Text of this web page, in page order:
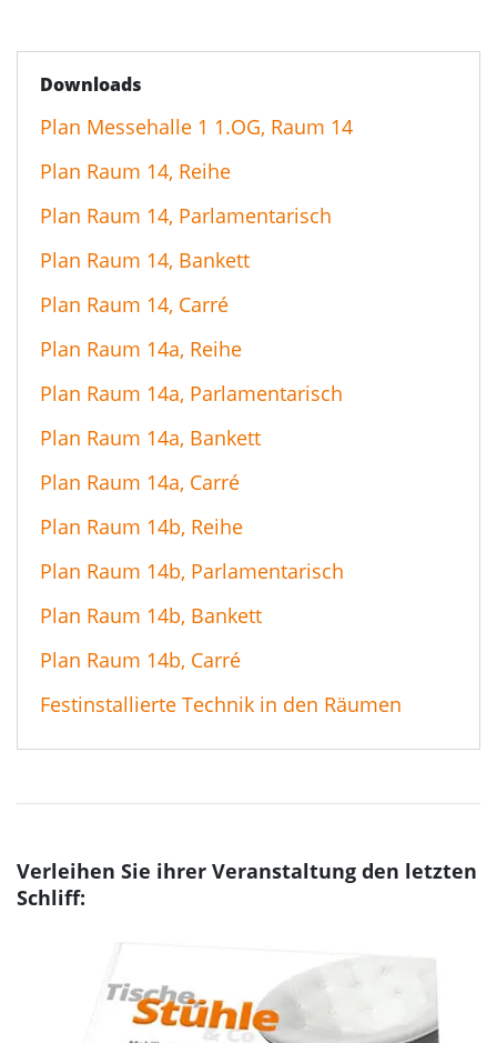
Downloads
Plan Messehalle 1 1.OG, Raum 14
Plan Raum 14, Reihe
Plan Raum 14, Parlamentarisch
Plan Raum 14, Bankett
Plan Raum 14, Carré
Plan Raum 14a, Reihe
Plan Raum 14a, Parlamentarisch
Plan Raum 14a, Bankett
Plan Raum 14a, Carré
Plan Raum 14b, Reihe
Plan Raum 14b, Parlamentarisch
Plan Raum 14b, Bankett
Plan Raum 14b, Carré
Festinstallierte Technik in den Räumen
Verleihen Sie ihrer Veranstaltung den letzten
Schliff: